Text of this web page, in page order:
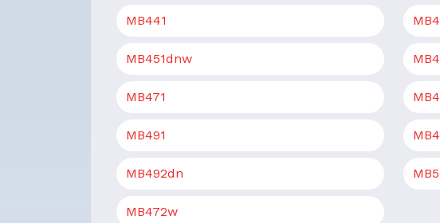
MB441
MB451dnw
MB471
MB491
MB492dn
MB472w